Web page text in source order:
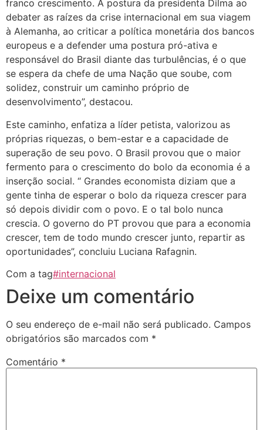
franco crescimento. A postura da presidenta Dilma ao
debater as raízes da crise internacional em sua viagem
à Alemanha, ao criticar a política monetária dos bancos
europeus e a defender uma postura pró-ativa e
responsável do Brasil diante das turbulências, é o que
se espera da chefe de uma Nação que soube, com
solidez, construir um caminho próprio de
desenvolvimento”, destacou.
Este caminho, enfatiza a líder petista, valorizou as
próprias riquezas, o bem-estar e a capacidade de
superação de seu povo. O Brasil provou que o maior
fermento para o crescimento do bolo da economia é a
inserção social. “ Grandes economista diziam que a
gente tinha de esperar o bolo da riqueza crescer para
só depois dividir com o povo. E o tal bolo nunca
crescia. O governo do PT provou que para a economia
crescer, tem de todo mundo crescer junto, repartir as
oportunidades”, concluiu Luciana Rafagnin.
Com a tag#internacional
Deixe um comentário
O seu endereço de e-mail não será publicado. Campos
obrigatórios são marcados com *
Comentário *